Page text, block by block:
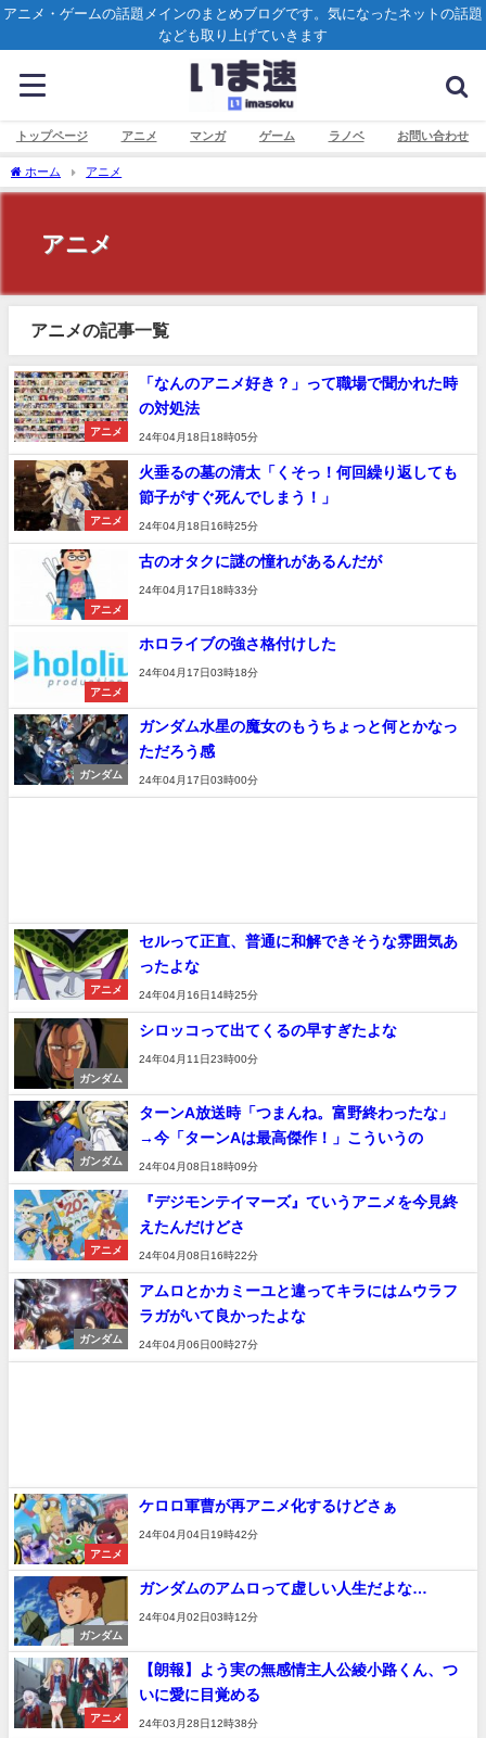
アニメ・ゲームの話題メインのまとめブログです。気になったネットの話題
なども取り上げていきます
トップページ アニメ マンガ ゲーム ラノベ お問い合わせ
ホーム アニメ
アニメ
アニメの記事一覧
アニメ
「なんのアニメ好き？」って職場で聞かれた時
の対処法
24年04月18日18時05分
アニメ
火垂るの墓の清太「くそっ！何回繰り返しても
節子がすぐ死んでしまう！」
24年04月18日16時25分
アニメ
古のオタクに謎の憧れがあるんだが
24年04月17日18時33分
アニメ
ホロライブの強さ格付けした
24年04月17日03時18分
ガンダム
ガンダム水星の魔女のもうちょっと何とかなっ
ただろう感
24年04月17日03時00分
アニメ
セルって正直、普通に和解できそうな雰囲気あ
ったよな
24年04月16日14時25分
ガンダム
シロッコって出てくるの早すぎたよな
24年04月11日23時00分
ガンダム
ターンA放送時「つまんね。富野終わったな」
→今「ターンAは最高傑作！」こういうの
24年04月08日18時09分
アニメ
『デジモンテイマーズ』ていうアニメを今見終
えたんだけどさ
24年04月08日16時22分
ガンダム
アムロとかカミーユと違ってキラにはムウラフ
ラガがいて良かったよな
24年04月06日00時27分
アニメ
ケロロ軍曹が再アニメ化するけどさぁ
24年04月04日19時42分
ガンダム
ガンダムのアムロって虚しい人生だよな…
24年04月02日03時12分
アニメ
【朗報】よう実の無感情主人公綾小路くん、つ
いに愛に目覚める
24年03月28日12時38分